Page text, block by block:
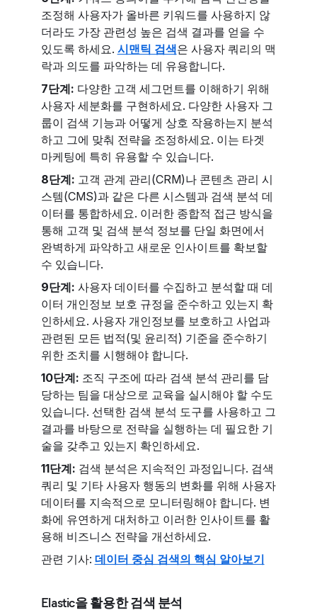
조정해 사용자가 올바른 키워드를 사용하지 않
더라도 가장 관련성 높은 검색 결과를 얻을 수
있도록 하세요. 시맨틱 검색은 사용자 쿼리의 맥
락과 의도를 파악하는 데 유용합니다.
7단계: 다양한 고객 세그먼트를 이해하기 위해
사용자 세분화를 구현하세요. 다양한 사용자 그
룹이 검색 기능과 어떻게 상호 작용하는지 분석
하고 그에 맞춰 전략을 조정하세요. 이는 타겟
마케팅에 특히 유용할 수 있습니다.
8단계: 고객 관계 관리(CRM)나 콘텐츠 관리 시
스템(CMS)과 같은 다른 시스템과 검색 분석 데
이터를 통합하세요. 이러한 종합적 접근 방식을
통해 고객 및 검색 분석 정보를 단일 화면에서
완벽하게 파악하고 새로운 인사이트를 확보할
수 있습니다.
9단계: 사용자 데이터를 수집하고 분석할 때 데
이터 개인정보 보호 규정을 준수하고 있는지 확
인하세요. 사용자 개인정보를 보호하고 사업과
관련된 모든 법적(및 윤리적) 기준을 준수하기
위한 조치를 시행해야 합니다.
10단계: 조직 구조에 따라 검색 분석 관리를 담
당하는 팀을 대상으로 교육을 실시해야 할 수도
있습니다. 선택한 검색 분석 도구를 사용하고 그
결과를 바탕으로 전략을 실행하는 데 필요한 기
술을 갖추고 있는지 확인하세요.
11단계: 검색 분석은 지속적인 과정입니다. 검색
쿼리 및 기타 사용자 행동의 변화를 위해 사용자
데이터를 지속적으로 모니터링해야 합니다. 변
화에 유연하게 대처하고 이러한 인사이트를 활
용해 비즈니스 전략을 개선하세요.
관련 기사: 데이터 중심 검색의 핵심 알아보기
Elastic을 활용한 검색 분석